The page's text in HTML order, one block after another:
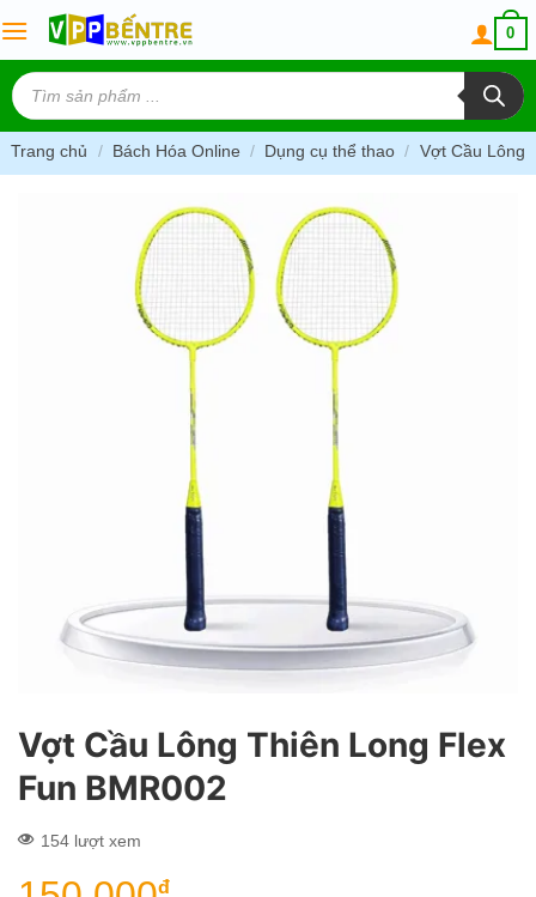
to
content
0
Tìm
kiếm
sản
phẩm
Trang chủ / Bách Hóa Online / Dụng cụ thể thao / Vợt Cầu Lông
Vợt Cầu Lông Thiên Long Flex
Fun BMR002
154 lượt xem
đ